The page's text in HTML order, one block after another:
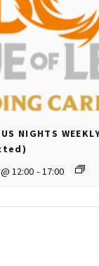
NIGHTS
12:00 - 17:00